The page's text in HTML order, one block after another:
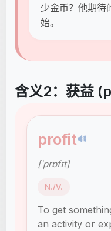
少金币？他期待
始。
含义2：获益
profit🔊
[ˈprɒfɪt]
N./V.
To get
an activity or